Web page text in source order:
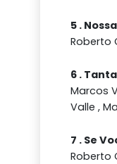
5 .
Roberto
6 .
Marcos
Valle ,
7 . Se
Roberto